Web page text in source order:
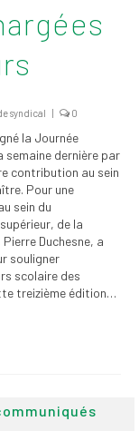
– Courriel –
syndical | 0
la Journée
semaine dernière par
contribution au sein
Pour une
sein du
de la
Duchesne, a
souligner
scolaire des
treizième édition…